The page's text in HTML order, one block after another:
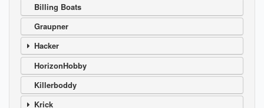
Schiffsschrauben Finder
Räder Finder
Luftschrauben Finder
Sendungsverfolgung DHL
Billing Boats
Graupner
Hacker
HorizonHobby
Killerboddy
Krick